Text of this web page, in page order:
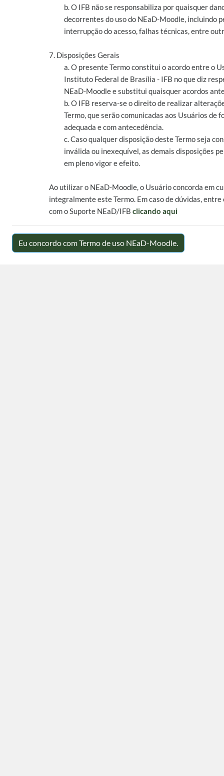
b. O IFB não se responsabiliza por quaisquer
decorrentes do uso do NEaD-Moodle, incluindo
interrupção do acesso, falhas técnicas, entre
7. Disposições Gerais
a. O presente Termo constitui o acordo entre o
Instituto Federal de Brasília - IFB no que diz
NEaD-Moodle e substitui quaisquer acordos
b. O IFB reserva-se o direito de realizar
Termo, que serão comunicadas aos Usuários de
adequada e com antecedência.
c. Caso qualquer disposição deste Termo seja
inválida ou inexequível, as demais disposições
em pleno vigor e efeito.
Ao utilizar o NEaD-Moodle, o Usuário concorda em
integralmente este Termo. Em caso de dúvidas,
com o Suporte NEaD/IFB clicando aqui
Eu concordo com Termo de uso NEaD-Moodle.